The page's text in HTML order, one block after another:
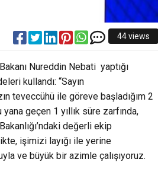
44 views
Nureddin Nebati yaptığı
kullandı: “Sayın
teveccühü ile göreve başladığım 2
yana geçen 1 yıllık süre zarfında,
değerli ekip
işimizi layığı ile yerine
ve büyük bir azimle çalışıyoruz.